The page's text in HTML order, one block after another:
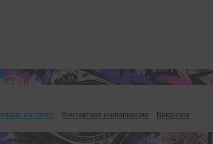
на сайте Контактная информация Вакансии